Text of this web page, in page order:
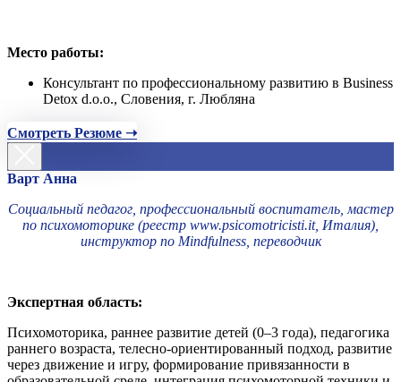
Место работы:
Консультант по профессиональному развитию в Business
Detox d.o.o., Словения, г. Любляна
Смотреть Резюме ➝
Варт Анна
Социальный педагог, профессиональный воспитатель, мастер
по психомоторике (реестр www.psicomotricisti.it, Италия),
инструктор по Mindfulness, переводчик
Экспертная область:
Психомоторика, раннее развитие детей (0–3 года), педагогика
раннего возраста, телесно-ориентированный подход, развитие
через движение и игру, формирование привязанности в